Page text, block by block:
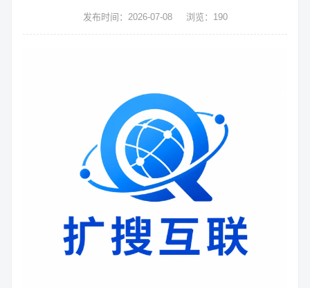
发布时间：2026-07-08 浏览：190